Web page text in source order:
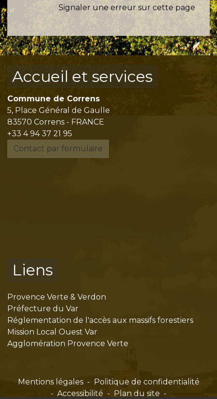
Signaler une erreur sur cette page
Accueil et services
Commune de Correns
5, Place Général de Gaulle
83570 Correns - FRANCE
+33 4 94 37 21 95
Contact par formulaire
Liens
Provence Verte & Verdon
Préfecture du Var
Réglementation de l'accès aux massifs forestiers
Mission Local Ouest Var
Agglomération Provence Verte
Mentions légales -
Politique de confidentialité
- Accessibilité - Plan du site -